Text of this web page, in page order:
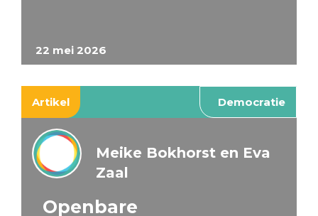
22 mei 2026
Artikel Democratie
Meike Bokhorst en Eva
Zaal
Openbare